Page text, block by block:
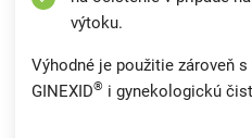
výtoku.
Výhodné je použitie zároveň
GINEXID® i gynekologickú